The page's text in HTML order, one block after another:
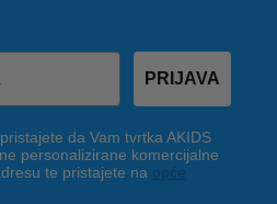
PRIJAVA
da Vam tvrtka AKIDS
personalizirane komercijalne
te pristajete na